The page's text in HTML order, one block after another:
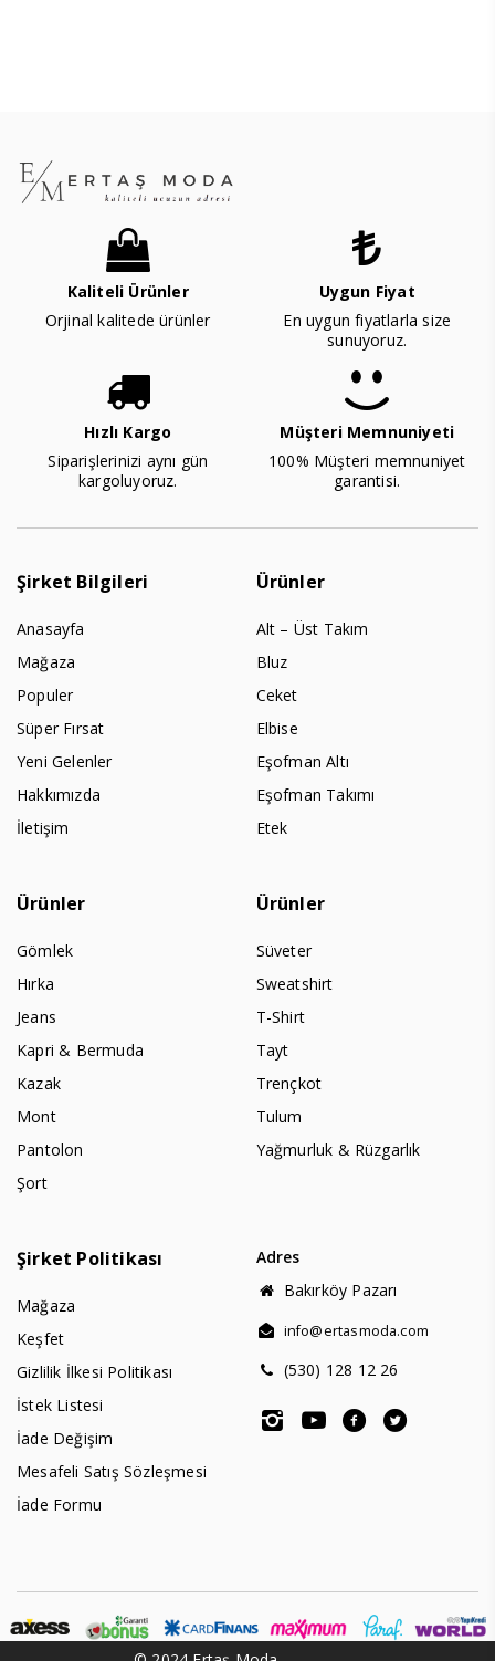
Kaliteli Ürünler
Orjinal kalitede ürünler
Uygun Fiyat
En uygun fiyatlarla size
sunuyoruz.
Hızlı Kargo
Siparişlerinizi aynı gün
kargoluyoruz.
Müşteri Memnuniyeti
100% Müşteri memnuniyet
garantisi.
Şirket Bilgileri
Anasayfa
Mağaza
Populer
Süper Fırsat
Yeni Gelenler
Hakkımızda
İletişim
Ürünler
Alt – Üst Takım
Bluz
Ceket
Elbise
Eşofman Altı
Eşofman Takımı
Etek
Ürünler
Gömlek
Hırka
Jeans
Kapri & Bermuda
Kazak
Mont
Pantolon
Şort
Ürünler
Süveter
Sweatshirt
T-Shirt
Tayt
Trençkot
Tulum
Yağmurluk & Rüzgarlık
Şirket Politikası
Mağaza
Keşfet
Gizlilik İlkesi Politikası
İstek Listesi
İade Değişim
Mesafeli Satış Sözleşmesi
İade Formu
Adres
Bakırköy Pazarı
info@ertasmoda.com
(530) 128 12 26